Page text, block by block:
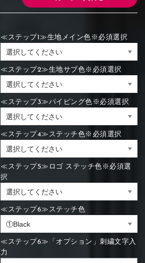
≪ステップ1≫生地メイン色※必須選択
≪ステップ2≫生地サブ色※必須選択
≪ステップ3≫パイピング色※必須選択
≪ステップ4≫ステッチ色※必須選択
≪ステップ5≫ロゴ ステッチ色※必須選
択
≪ステップ6≫ステッチ色
≪ステップ6≫「オプション」刺繍文字入
力